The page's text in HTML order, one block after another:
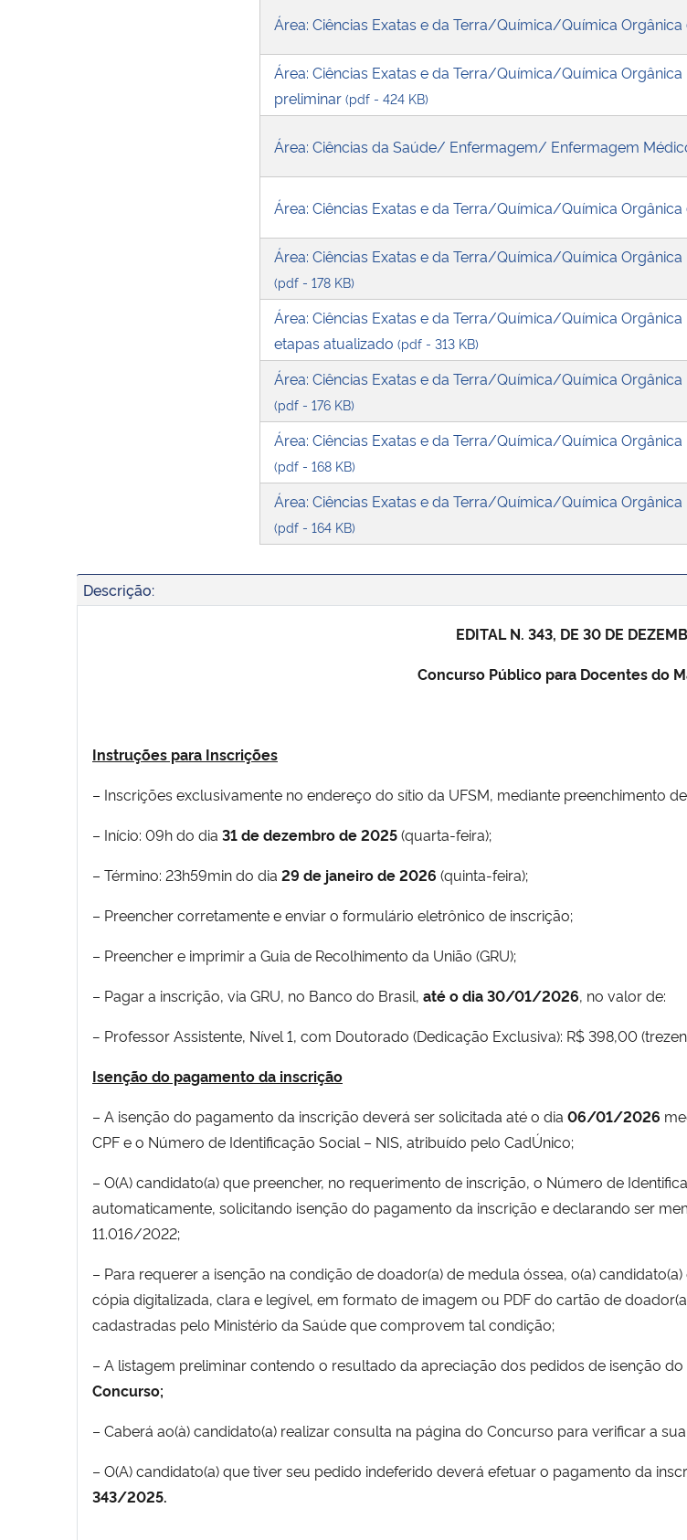
Área: Ciências Exatas e da Terra/Química/Química Orgânica
Área: Ciências Exatas e da Terra/Química/Química
preliminar (pdf - 424 KB)
Área: Ciências da Saúde/ Enfermagem/ Enfermagem
Área: Ciências Exatas e da Terra/Química/Química Orgânica
Área: Ciências Exatas e da Terra/Química/Química
(pdf - 178 KB)
Área: Ciências Exatas e da Terra/Química/Química Orgânica
etapas atualizado (pdf - 313 KB)
Área: Ciências Exatas e da Terra/Química/Química
(pdf - 176 KB)
Área: Ciências Exatas e da Terra/Química/Química
(pdf - 168 KB)
Área: Ciências Exatas e da Terra/Química/Química
(pdf - 164 KB)
Descrição:
EDITAL N. 343, DE 30 DE
Concurso Público para Docentes do
Instruções para Inscrições
– Inscrições exclusivamente no endereço do sítio da UFSM, mediante preenchimento
– Início: 09h do dia 31 de dezembro de 2025(quarta-feira);
– Término: 23h59min do dia 29 de janeiro de 2026 (quinta-feira);
– Preencher corretamente e enviar o formulário eletrônico de inscrição;
– Preencher e imprimir a Guia de Recolhimento da União (GRU);
– Pagar a inscrição, via GRU, no Banco do Brasil, até o dia 30/01/2026, no valor de:
– Professor Assistente, Nível 1, com Doutorado (Dedicação Exclusiva): R$ 398,00
Isenção do pagamento da inscrição
– A isenção do pagamento da inscrição deverá ser solicitada até o dia 06/01/2026
CPF e o Número de Identificação Social – NIS, atribuído pelo CadÚnico;
– O(A) candidato(a) que preencher, no requerimento de inscrição, o Número de
automaticamente, solicitando isenção do pagamento da inscrição e declarando ser
11.016/2022;
– Para requerer a isenção na condição de doador(a) de medula óssea, o(a) candidato(a)
cópia digitalizada, clara e legível, em formato de imagem ou PDF do cartão de
cadastradas pelo Ministério da Saúde que comprovem tal condição;
– A listagem preliminar contendo o resultado da apreciação dos pedidos de isenção
Concurso;
– Caberá ao(à) candidato(a) realizar consulta na página do Concurso para verificar a
– O(A) candidato(a) que tiver seu pedido indeferido deverá efetuar o pagamento da
343/2025.